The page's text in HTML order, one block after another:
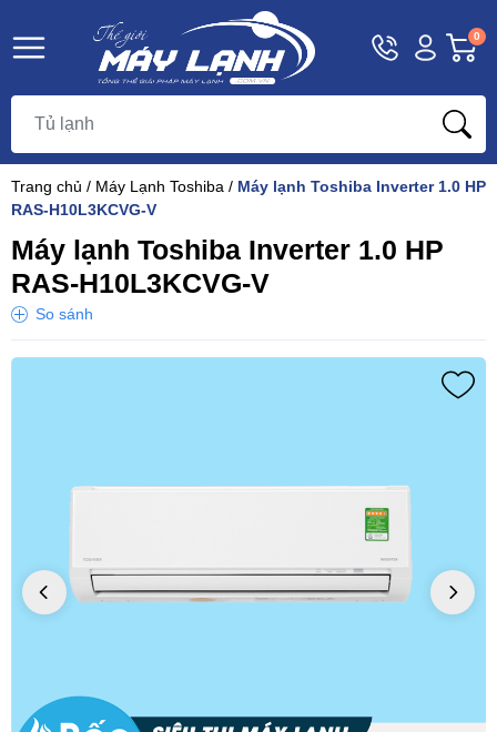
Hotline
1800
Tài
khoản
Khách
0
Trang chủ / Máy Lạnh Toshiba / Máy lạnh Toshiba Inverter 1.0 HP
RAS-H10L3KCVG-V
Máy lạnh Toshiba Inverter 1.0 HP
RAS-H10L3KCVG-V
So sánh